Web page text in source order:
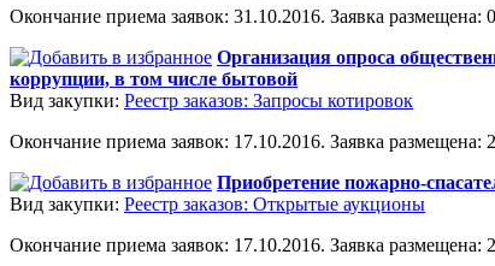
Окончание приема заявок: 31.10.2016. Заявка размещена:
Организация опроса
коррупции, в том числе бытовой
Вид закупки: Реестр заказов: Запросы котировок
Окончание приема заявок: 17.10.2016. Заявка размещена:
Приобретение пожарно-
Вид закупки: Реестр заказов: Открытые аукционы
Окончание приема заявок: 17.10.2016. Заявка размещена: